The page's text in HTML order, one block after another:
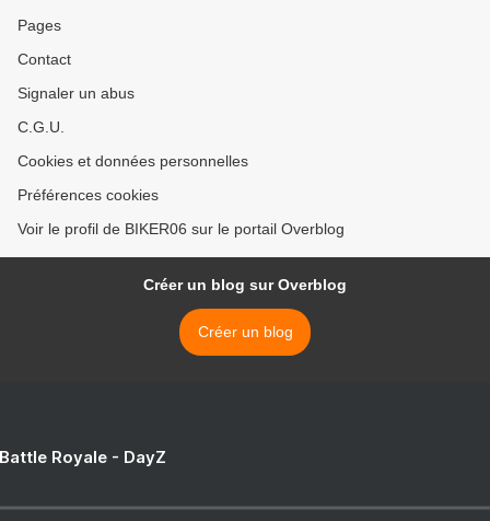
Pages
Contact
Signaler un abus
C.G.U.
Cookies et données personnelles
Préférences cookies
Voir le profil de BIKER06 sur le portail Overblog
Créer un blog sur Overblog
Créer un blog
Royale - DayZ